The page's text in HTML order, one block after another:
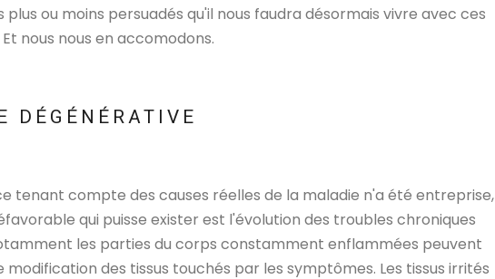
plus ou moins persuadés qu'il nous faudra désormais vivre avec ces
nous nous en accomodons.
tenant compte des causes réelles de la maladie n'a été entreprise,
qui puisse exister est l'évolution des troubles chroniques
les parties du corps constamment enflammées peuvent
des tissus touchés par les symptômes. Les tissus irrités